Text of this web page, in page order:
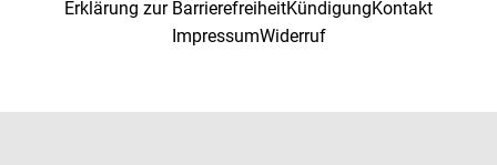
Erklärung zur BarrierefreiheitKündigungKontakt
ImpressumWiderruf